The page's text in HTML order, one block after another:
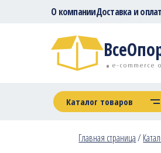
О компанииДоставка и
e-commerce
Каталог товаров
Главная страница/